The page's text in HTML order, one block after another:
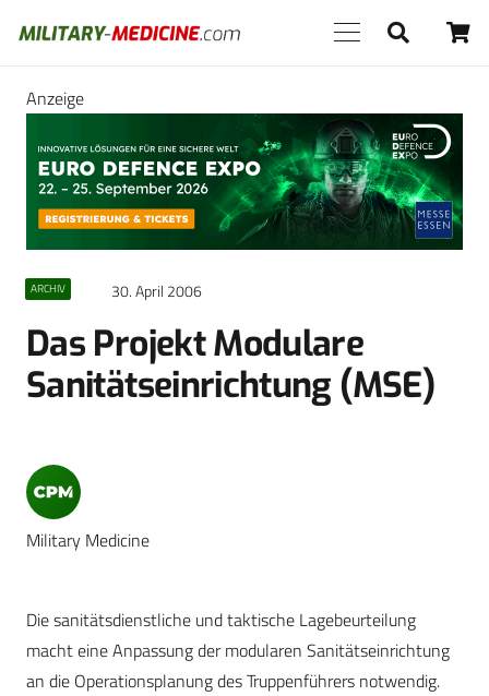
Anzeige
ARCHIV 30. April 2006
Das Projekt Modulare
Sanitätseinrichtung (MSE)
Military Medicine
Die sanitätsdienstliche und taktische Lagebeurteilung
macht eine Anpassung der modularen Sanitätseinrichtung
an die Operationsplanung des Truppenführers notwendig.